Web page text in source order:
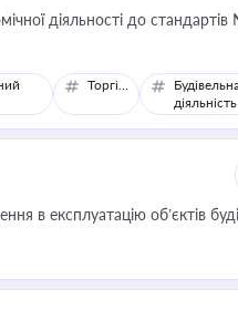
діяльності до стандартів
Торгівля
діяльність
в експлуатацію об’єктів